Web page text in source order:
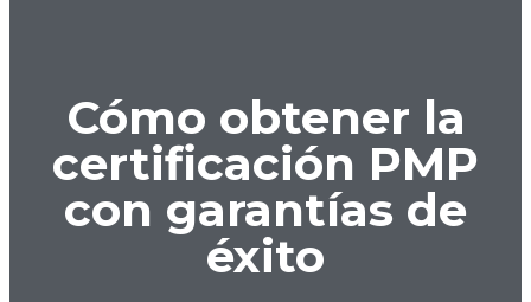
Cómo obtener la
certificación PMP
con garantías de
éxito